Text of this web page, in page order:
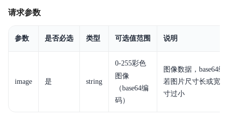
请求参数
参数 是否必选 类型 可选值范围 说明
image 是 string
0-255彩色
图像
（base64编
码）
图像数据，base64
若图片尺寸长或宽
寸过小